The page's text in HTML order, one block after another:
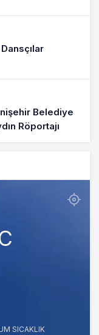
Belediye
Röportajı
SICAKLIK